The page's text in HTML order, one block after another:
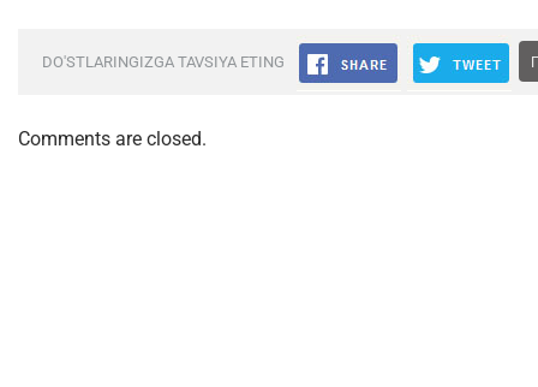
DO'STLARINGIZGA TAVSIYA ETING
Comments are closed.